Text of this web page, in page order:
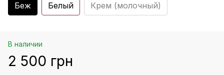
Беж Белый Крем (молочный)
В наличии
2 500 грн